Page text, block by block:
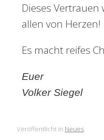
Dieses Vertrauen
allen von Herzen!
Es macht reifes
Euer
Volker Siegel
Veröffentlicht in Neues.